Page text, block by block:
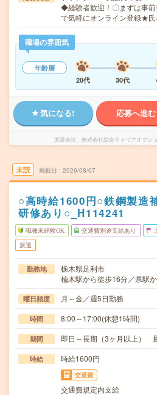
◆経験者歓迎！〇まずは事
で気軽にオンライン登録★
職場の雰囲気
年齢層
20代
30代
気になる! 応募へ進む
派遣会社 株式会社綜合キャリアオプシ
未読 掲載日 2026/08/07
○高時給1600円○鉄鋼製造
研修あり○_H114241
職種未経験OK 交通費別途支給あり
派遣
勤務地
栃木県足利市
楡木駅から徒歩16分／県駅
曜日頻度 月～金／週5日勤務
時間 8:00～17:00(休憩1時間)
期間 即日～長期（3ヶ月以上）
時給 時給1600円
交通費
交通費規定内支給